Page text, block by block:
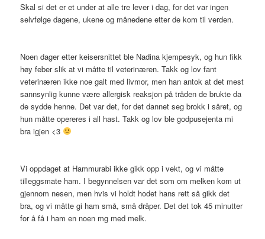
Skal si det er et under at alle tre lever i dag, for det var ingen
selvfølge dagene, ukene og månedene etter de kom til verden.
Noen dager etter keisersnittet ble Nadina kjempesyk, og hun fikk
høy feber slik at vi måtte til veterinæren. Takk og lov fant
veterinæren ikke noe galt med livmor, men han antok at det mest
sannsynlig kunne være allergisk reaksjon på tråden de brukte da
de sydde henne. Det var det, for det dannet seg brokk i såret, og
hun måtte opereres i all hast. Takk og lov ble godpusejenta mi
bra igjen <3
Vi oppdaget at Hammurabi ikke gikk opp i vekt, og vi måtte
tilleggsmate ham. I begynnelsen var det som om melken kom ut
gjennom nesen, men hvis vi holdt hodet hans rett så gikk det
bra, og vi måtte gi ham små, små dråper. Det det tok 45 minutter
for å få i ham en noen mg med melk.